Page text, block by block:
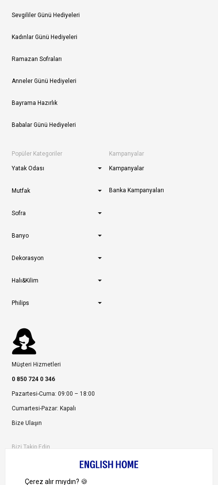
Sevgililer Günü Hediyeleri
Kadınlar Günü Hediyeleri
Ramazan Sofraları
Anneler Günü Hediyeleri
Bayrama Hazırlık
Babalar Günü Hediyeleri
Popüler Kategoriler
Yatak Odası
Mutfak
Sofra
Banyo
Dekorasyon
Halı&Kilim
Philips
Kampanyalar
Kampanyalar
Banka Kampanyaları
Müşteri Hizmetleri
0 850 724 0 346
Pazartesi-Cuma: 09:00 – 18:00
Cumartesi-Pazar: Kapalı
Bize Ulaşın
Bizi Takip Edin